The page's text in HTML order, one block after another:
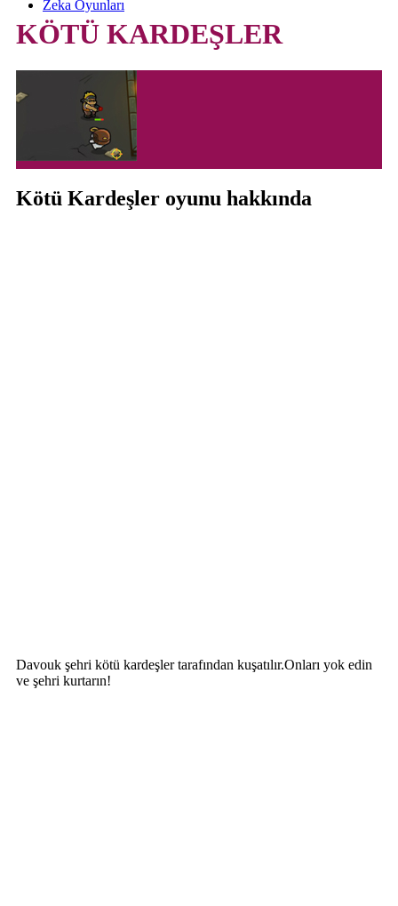
Zeka Oyunları
KÖTÜ KARDEŞLER
Kötü Kardeşler oyunu hakkında
Davouk şehri kötü kardeşler tarafından kuşatılır.Onları yok edin
ve şehri kurtarın!